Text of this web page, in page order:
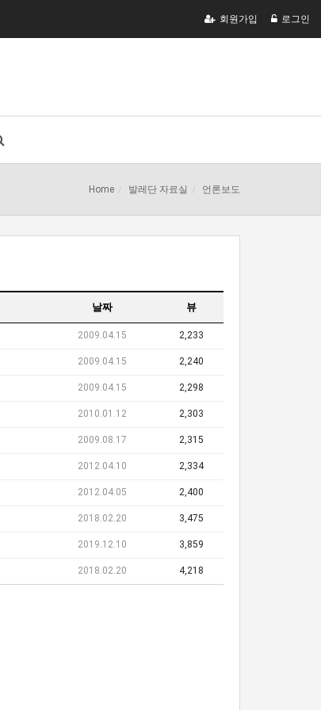
회원가입 로그인
Home 발레단 자료실 언론보도
날짜 뷰
2009.04.15 2,233
2009.04.15 2,240
2009.04.15 2,298
2010.01.12 2,303
2009.08.17 2,315
2012.04.10 2,334
2012.04.05 2,400
2018.02.20 3,475
2019.12.10 3,859
2018.02.20 4,218